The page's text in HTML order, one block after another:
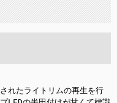
れたライトリムの再生を行